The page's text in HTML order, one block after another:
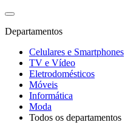
Departamentos
Celulares e Smartphones
TV e Vídeo
Eletrodomésticos
Móveis
Informática
Moda
Todos os departamentos